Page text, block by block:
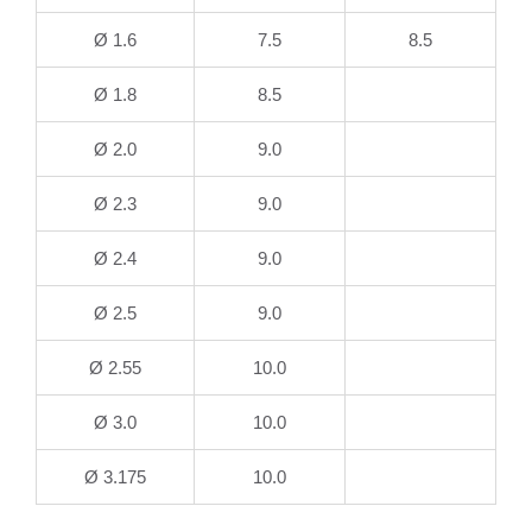
Ø 1.6 7.5 8.5
Ø 1.8 8.5
Ø 2.0 9.0
Ø 2.3 9.0
Ø 2.4 9.0
Ø 2.5 9.0
Ø 2.55 10.0
Ø 3.0 10.0
Ø 3.175 10.0